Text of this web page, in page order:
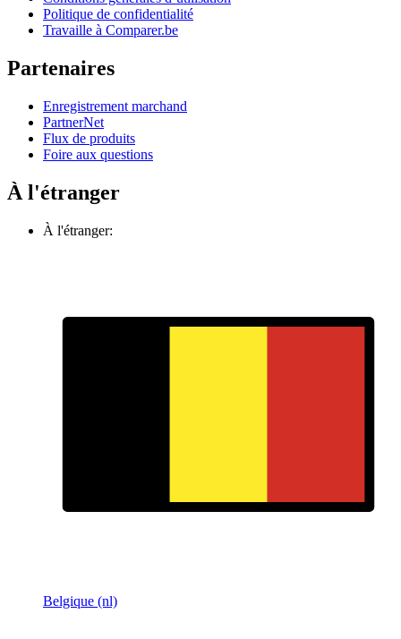
Politique de confidentialité
Travaille à Comparer.be
Partenaires
Enregistrement marchand
PartnerNet
Flux de produits
Foire aux questions
À l'étranger
À l'étranger:
Belgique (nl)